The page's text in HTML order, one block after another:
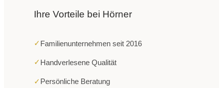
Ihre Vorteile bei Hörner
✓ Familienunternehmen seit 2016
✓ Handverlesene Qualität
✓ Persönliche Beratung